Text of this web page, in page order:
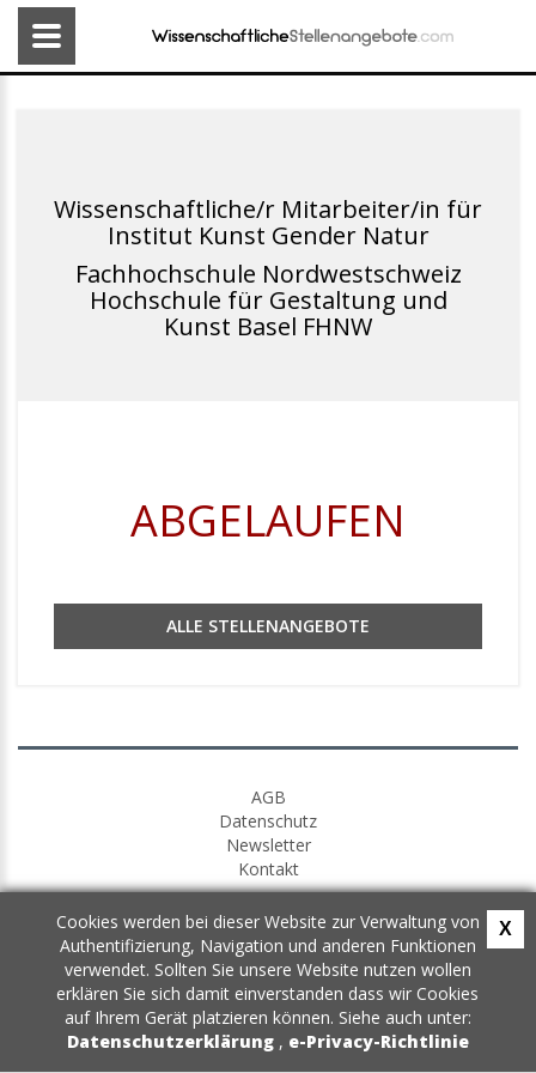
Wissenschaftliche/r Mitarbeiter/in für
Institut Kunst Gender Natur
Fachhochschule Nordwestschweiz
Hochschule für Gestaltung und
Kunst Basel FHNW
ABGELAUFEN
ALLE STELLENANGEBOTE
AGB
Datenschutz
Newsletter
Kontakt
Cookies werden bei dieser Website zur Verwaltung von
Authentifizierung, Navigation und anderen Funktionen
verwendet. Sollten Sie unsere Website nutzen wollen
erklären Sie sich damit einverstanden dass wir Cookies
auf Ihrem Gerät platzieren können. Siehe auch unter:
Datenschutzerklärung , e-Privacy-Richtlinie
X